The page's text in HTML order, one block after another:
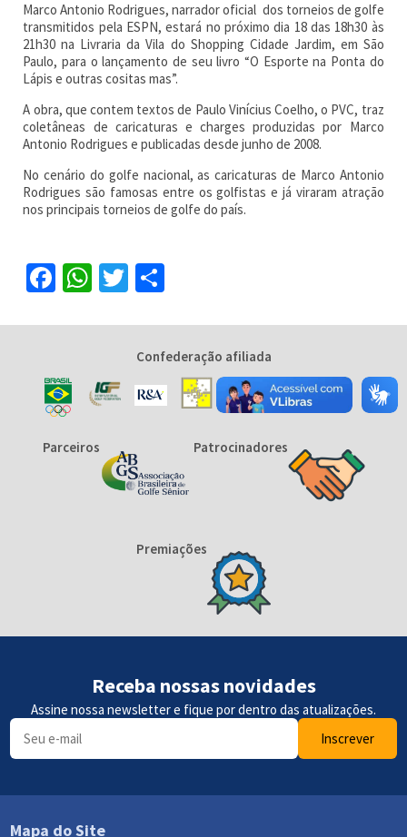
Marco Antonio Rodrigues, narrador oficial dos torneios de golfe
transmitidos pela ESPN, estará no próximo dia 18 das 18h30 às
21h30 na Livraria da Vila do Shopping Cidade Jardim, em São
Paulo, para o lançamento de seu livro “O Esporte na Ponta do
Lápis e outras cositas mas”.
A obra, que contem textos de Paulo Vinícius Coelho, o PVC, traz
coletâneas de caricaturas e charges produzidas por Marco
Antonio Rodrigues e publicadas desde junho de 2008.
No cenário do golfe nacional, as caricaturas de Marco Antonio
Rodrigues são famosas entre os golfistas e já viraram atração
nos principais torneios de golfe do país.
Facebook
WhatsApp
Twitter
Confederação afiliada
Parceiros Patrocinadores
Premiações
Receba nossas novidades
Assine nossa newsletter e fique por dentro das atualizações.
Inscrever
Mapa do Site